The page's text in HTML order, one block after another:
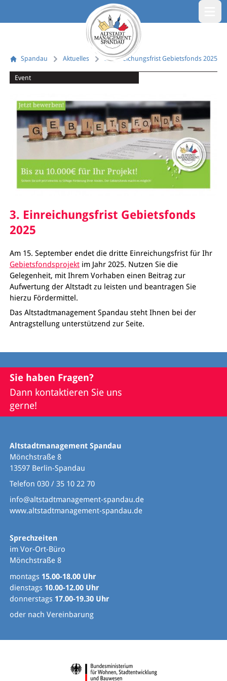
Spandau Aktuelles 3. Einreichungsfrist Gebietsfonds 2025
Event
3. Einreichungsfrist Gebietsfonds
2025
Am 15. September endet die dritte Einreichungsfrist für Ihr
Gebietsfondsprojektim Jahr 2025. Nutzen Sie die
Gelegenheit, mit Ihrem Vorhaben einen Beitrag zur
Aufwertung der Altstadt zu leisten und beantragen Sie
hierzu Fördermittel.
Das Altstadtmanagement Spandau steht Ihnen bei der
Antragstellung unterstützend zur Seite.
Sie haben Fragen?
Dann kontaktieren Sie uns
gerne!
Altstadtmanagement Spandau
Mönchstraße 8
13597 Berlin-Spandau
Telefon 030 / 35 10 22 70
info@altstadtmanagement-spandau.de
www.altstadtmanagement-spandau.de
Sprechzeiten
im Vor-Ort-Büro
Mönchstraße 8
montags 15.00-18.00 Uhr
dienstags 10.00-12.00 Uhr
donnerstags 17.00-19.30 Uhr
oder nach Vereinbarung